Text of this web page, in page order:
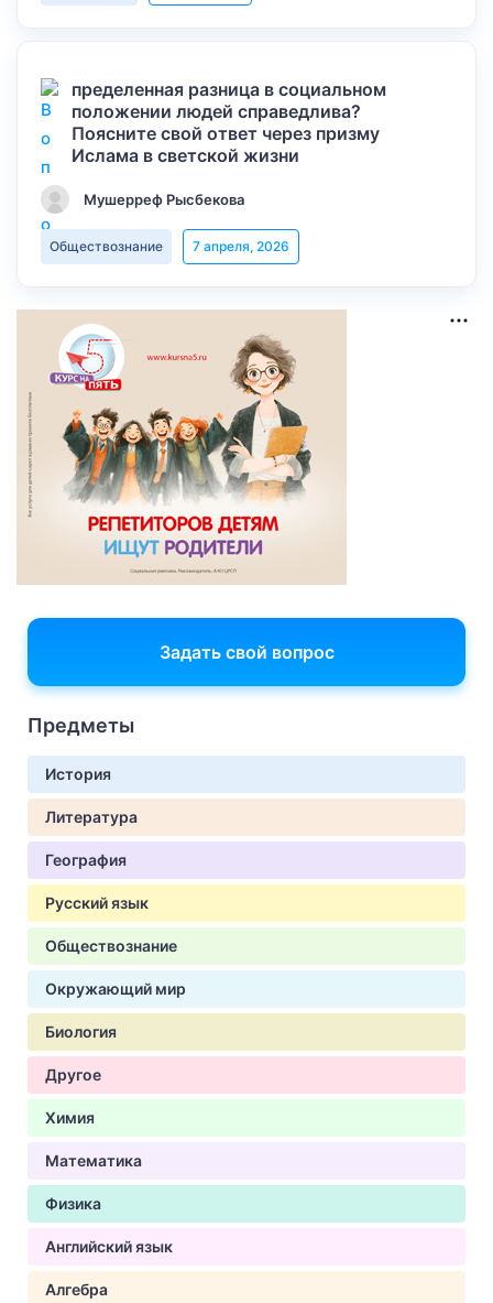
пределенная разница в социальном
положении людей справедлива?
Поясните свой ответ через призму
Ислама в светской жизни
Мушерреф Рысбекова
Обществознание 7 апреля, 2026
Задать свой вопрос
Предметы
История
Литература
География
Русский язык
Обществознание
Окружающий мир
Биология
Другое
Химия
Математика
Физика
Английский язык
Алгебра